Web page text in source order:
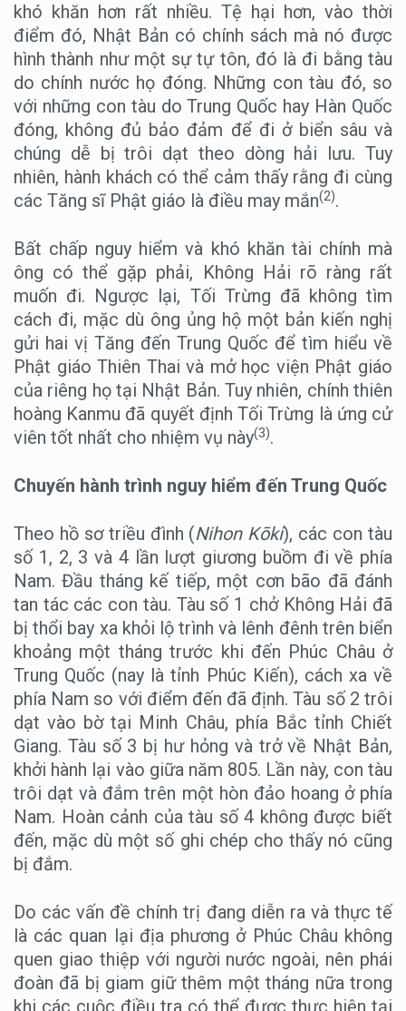
khó khăn hơn rất nhiều. Tệ hại hơn, vào thời
điểm đó, Nhật Bản có chính sách mà nó được
hình thành như một sự tự tôn, đó là đi bằng tàu
do chính nước họ đóng. Những con tàu đó, so
với những con tàu do Trung Quốc hay Hàn Quốc
đóng, không đủ bảo đảm để đi ở biển sâu và
chúng dễ bị trôi dạt theo dòng hải lưu. Tuy
nhiên, hành khách có thể cảm thấy rằng đi cùng
các Tăng sĩ Phật giáo là điều may mắn(2).
Bất chấp nguy hiểm và khó khăn tài chính mà
ông có thể gặp phải, Không Hải rõ ràng rất
muốn đi. Ngược lại, Tối Trừng đã không tìm
cách đi, mặc dù ông ủng hộ một bản kiến ​​nghị
gửi hai vị Tăng đến Trung Quốc để tìm hiểu về
Phật giáo Thiên Thai và mở học viện Phật giáo
của riêng họ tại Nhật Bản. Tuy nhiên, chính thiên
hoàng Kanmu đã quyết định Tối Trừng là ứng cử
viên tốt nhất cho nhiệm vụ này(3).
Chuyến hành trình nguy hiểm đến Trung Quốc
Theo hồ sơ triều đình (Nihon Kōki), các con tàu
số 1, 2, 3 và 4 lần lượt giương buồm đi về phía
Nam. Đầu tháng kế tiếp, một cơn bão đã đánh
tan tác các con tàu. Tàu số 1 chở Không Hải đã
bị thổi bay xa khỏi lộ trình và lênh đênh trên biển
khoảng một tháng trước khi đến Phúc Châu ở
Trung Quốc (nay là tỉnh Phúc Kiến), cách xa về
phía Nam so với điểm đến đã định. Tàu số 2 trôi
dạt vào bờ tại Minh Châu, phía Bắc tỉnh Chiết
Giang. Tàu số 3 bị hư hỏng và trở về Nhật Bản,
khởi hành lại vào giữa năm 805. Lần này, con tàu
trôi dạt và đắm ​​trên một hòn đảo hoang ở phía
Nam. Hoàn cảnh của tàu số 4 không được biết
đến, mặc dù một số ghi chép cho thấy nó cũng
bị đắm.
Do các vấn đề chính trị đang diễn ra và thực tế
là các quan lại địa phương ở Phúc Châu không
quen giao thiệp với người nước ngoài, nên phái
đoàn đã bị giam giữ thêm một tháng nữa trong
khi các cuộc điều tra có thể được thực hiện tại